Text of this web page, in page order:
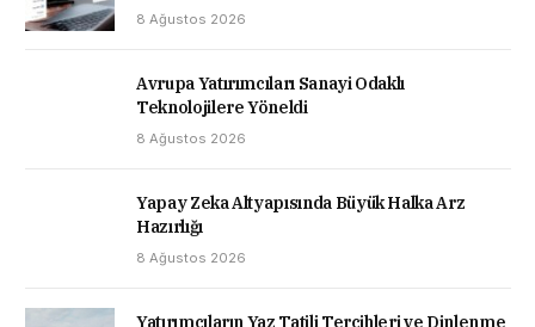
8 Ağustos 2026
Avrupa Yatırımcıları Sanayi Odaklı
Teknolojilere Yöneldi
8 Ağustos 2026
Yapay Zeka Altyapısında Büyük Halka Arz
Hazırlığı
8 Ağustos 2026